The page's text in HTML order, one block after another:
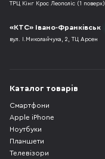
ТРЦ Кінг Крос Леополіс (1 поверх)
«КТС» Івано-Франківськ
вул. І.Миколайчука, 2, ТЦ Арсен
Каталог товарів
Смартфони
Apple iPhone
Ноутбуки
Планшети
Телевізори